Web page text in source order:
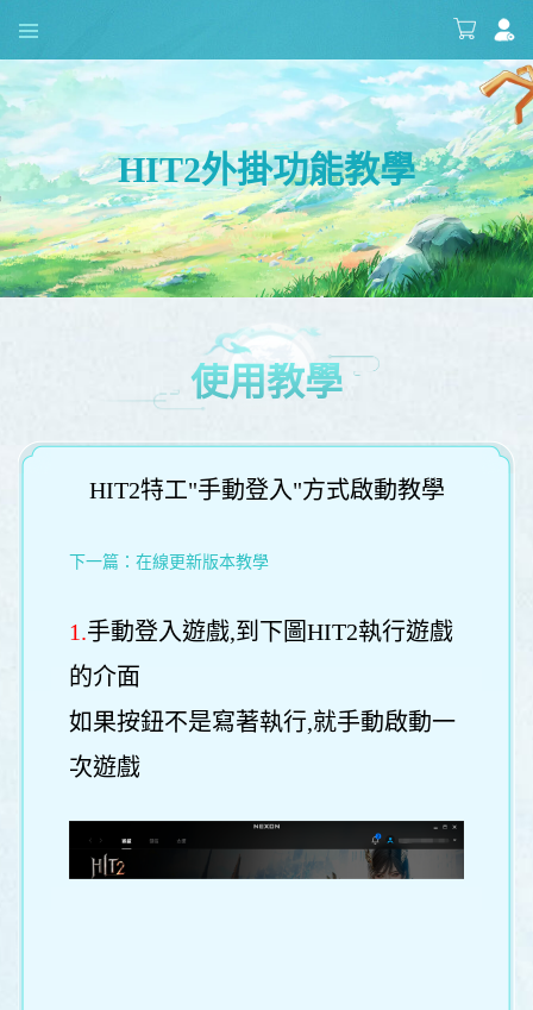
HIT2外掛功能教學
使用教學
HIT2特工"手動登入"方式啟動教學
下一篇： 在線更新版本教學
1.手動登入遊戲,到下圖HIT2執行遊戲
的介面
如果按鈕不是寫著執行,就手動啟動一
次遊戲